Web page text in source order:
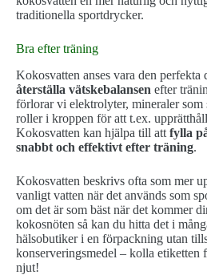
traditionella sportdrycker.
Bra efter träning
Kokosvatten anses vara den perfekta
återställa vätskebalansen efter
förlorar vi elektrolyter, mineraler som
roller i kroppen för att t.ex.
Kokosvatten kan hjälpa till att fylla
snabbt och effektivt efter träning.
Kokosvatten beskrivs ofta som mer
vanligt vatten när det används som
om det är som bäst när det kommer
kokosnöten så kan du hitta det i
hälsobutiker i en förpackning utan
konserveringsmedel – kolla etiketten
njut!